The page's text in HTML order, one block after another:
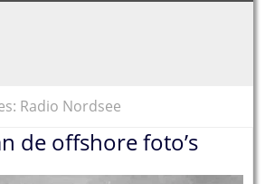
Radio Nordsee
de offshore foto’s